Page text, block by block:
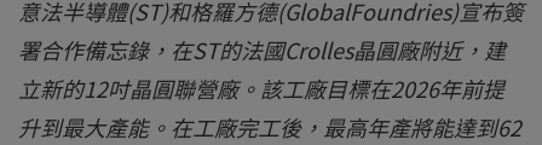
意法半導體(ST)和格羅方德(GlobalFoundries)宣布簽
署合作備忘錄，在ST的法國Crolles晶圓廠附近，建
立新的12吋晶圓聯營廠。該工廠目標在2026年前提
升到最大產能。在工廠完工後，最高年產將能達到62